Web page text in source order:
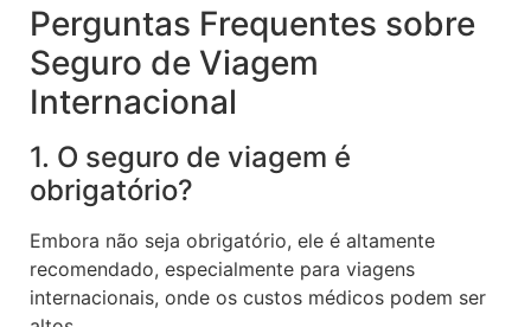
Perguntas Frequentes sobre
Seguro de Viagem
Internacional
1. O seguro de viagem é
obrigatório?
Embora não seja obrigatório, ele é altamente
recomendado, especialmente para viagens
internacionais, onde os custos médicos podem ser